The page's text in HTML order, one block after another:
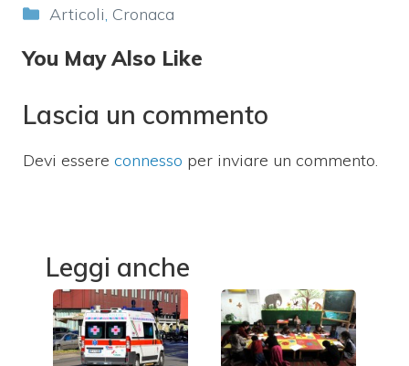
Categorie
Articoli, Cronaca
You May Also Like
Lascia un commento
Devi essere connesso per inviare un commento.
Leggi anche